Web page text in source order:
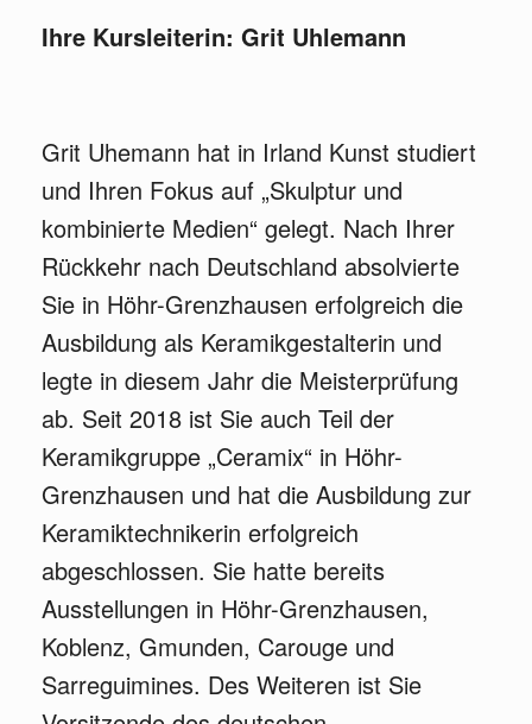
Ihre Kursleiterin: Grit Uhlemann
Grit Uhemann hat in Irland Kunst studiert
und Ihren Fokus auf „Skulptur und
kombinierte Medien“ gelegt. Nach Ihrer
Rückkehr nach Deutschland absolvierte
Sie in Höhr-Grenzhausen erfolgreich die
Ausbildung als Keramikgestalterin und
legte in diesem Jahr die Meisterprüfung
ab. Seit 2018 ist Sie auch Teil der
Keramikgruppe „Ceramix“ in Höhr-
Grenzhausen und hat die Ausbildung zur
Keramiktechnikerin erfolgreich
abgeschlossen. Sie hatte bereits
Ausstellungen in Höhr-Grenzhausen,
Koblenz, Gmunden, Carouge und
Sarreguimines. Des Weiteren ist Sie